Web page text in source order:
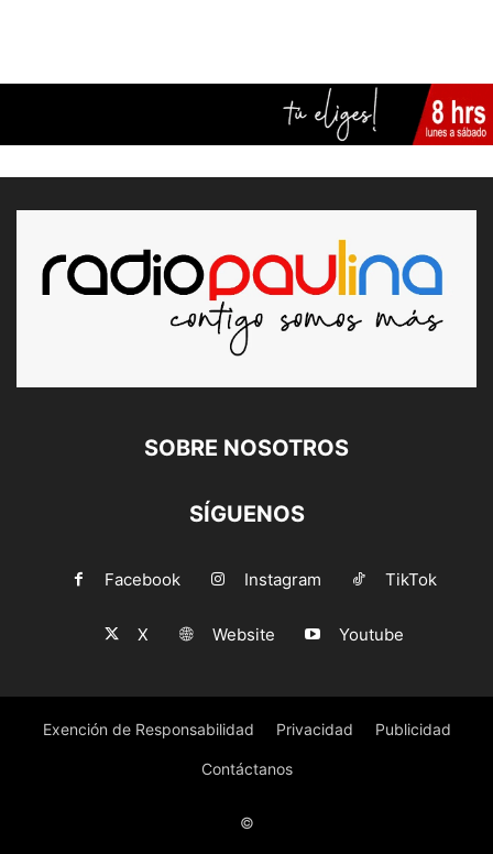
SOBRE NOSOTROS
SÍGUENOS
Facebook Instagram TikTok
X Website Youtube
Exención de Responsabilidad Privacidad Publicidad
Contáctanos
©